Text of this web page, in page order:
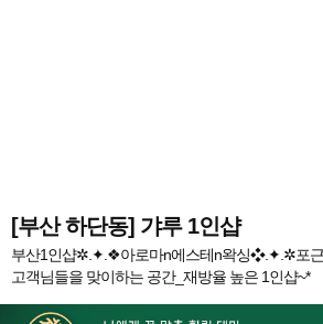
[부산 하단동] 갸루 1인샵
부산1인샵✲.✦.​❖아로마n에스테n왁싱❖.✦.✲포근
고객님들을 맞이하는 공간_재방율 높은 1인샵~*